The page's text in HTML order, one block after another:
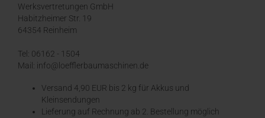
Werksvertretungen GmbH
Habitzheimer Str. 19
64354 Reinheim
Tel: 06162 - 1504
Mail: info@loefflerbaumaschinen.de
Versand 4,90 EUR bis 2 kg für Akkus und
Kleinsendungen
​Lieferung auf Rechnung ab 2. Bestellung möglich